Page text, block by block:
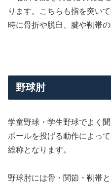
ります。こちらも指を突い
時に骨折や脱臼、腱や靭帯
野球肘
学童野球・学生野球でよく聞
ボールを投げる動作によっ
総称となります。
野球肘には骨・関節・靭帯